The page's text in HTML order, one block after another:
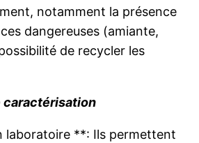
notamment la présence
dangereuses (amiante,
de recycler les
caractérisation
laboratoire **: Ils permettent